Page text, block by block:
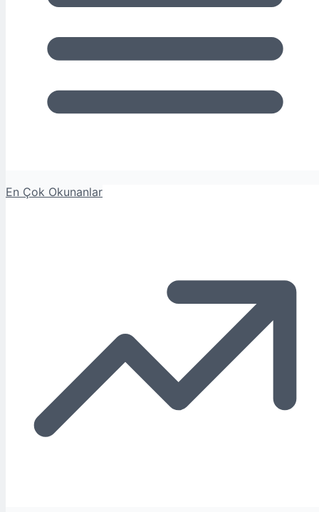
En Çok Okunanlar